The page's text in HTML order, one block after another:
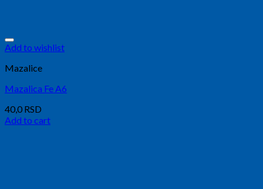
Add to wishlist
Mazalice
Mazalica Fe A6
40,0 RSD
Add to cart